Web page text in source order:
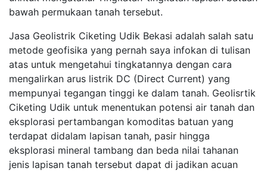
bawah permukaan tanah tersebut.
Jasa Geolistrik Ciketing Udik Bekasi adalah salah satu
metode geofisika yang pernah saya infokan di tulisan
atas untuk mengetahui tingkatannya dengan cara
mengalirkan arus listrik DC (Direct Current) yang
mempunyai tegangan tinggi ke dalam tanah. Geolisrtik
Ciketing Udik untuk menentukan potensi air tanah dan
eksplorasi pertambangan komoditas batuan yang
terdapat didalam lapisan tanah, pasir hingga
eksplorasi mineral tambang dan beda nilai tahanan
jenis lapisan tanah tersebut dapat di jadikan acuan